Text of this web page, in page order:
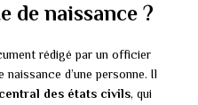
de naissance ?
rédigé par un officier
d’une personne. Il
des états civils, qui